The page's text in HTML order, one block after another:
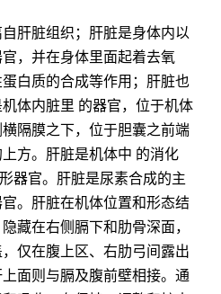
肝脏组织；肝脏是身体内以
，并在身体里面起着去氧
白质的合成等作用；肝脏也
体内脏里 的器官，位于机体
隔膜之下，位于胆囊之前端
方。肝脏是机体中 的消化
器官。肝脏是尿素合成的主
。肝脏在机体位置和形态结
藏在右侧膈下和肋骨深面，
仅在腹上区、右肋弓间露出
面则与膈及腹前壁相接。通